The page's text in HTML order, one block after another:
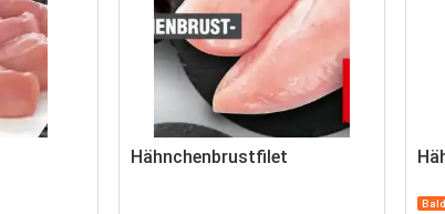
Hähnchenbrustfilet